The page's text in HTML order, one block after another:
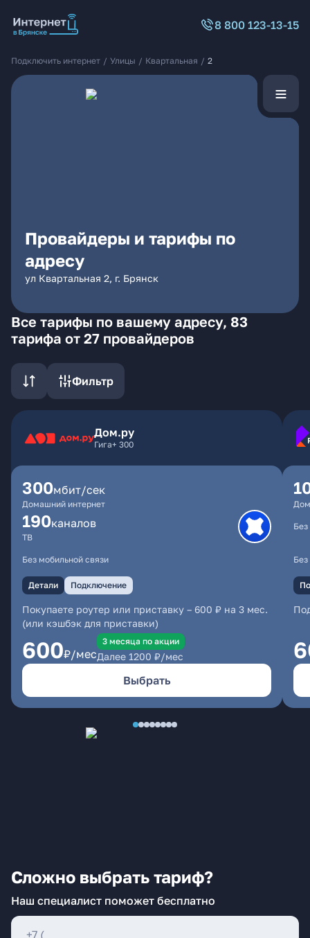
8 800 123-13-15
Подключить интернет / Улицы / Квартальная / 2
Провайдеры и тарифы по
адресу
ул Квартальная 2, г. Брянск
Все тарифы по вашему адресу, 83
тарифа от 27 провайдеров
Фильтр
Дом.ру
Гига+ 300
300мбит/сек
Домашний интернет
190каналов
ТВ
Без мобильной связи
Детали Подключение
Покупаете роутер или приставку – 600 ₽ на 3 мес.
(или кэшбэк для приставки)
600₽/мес
3 месяцa по акции
Далее 1200 ₽/мес
Выбрать
Сложно выбрать тариф?
Наш специалист поможет бесплатно